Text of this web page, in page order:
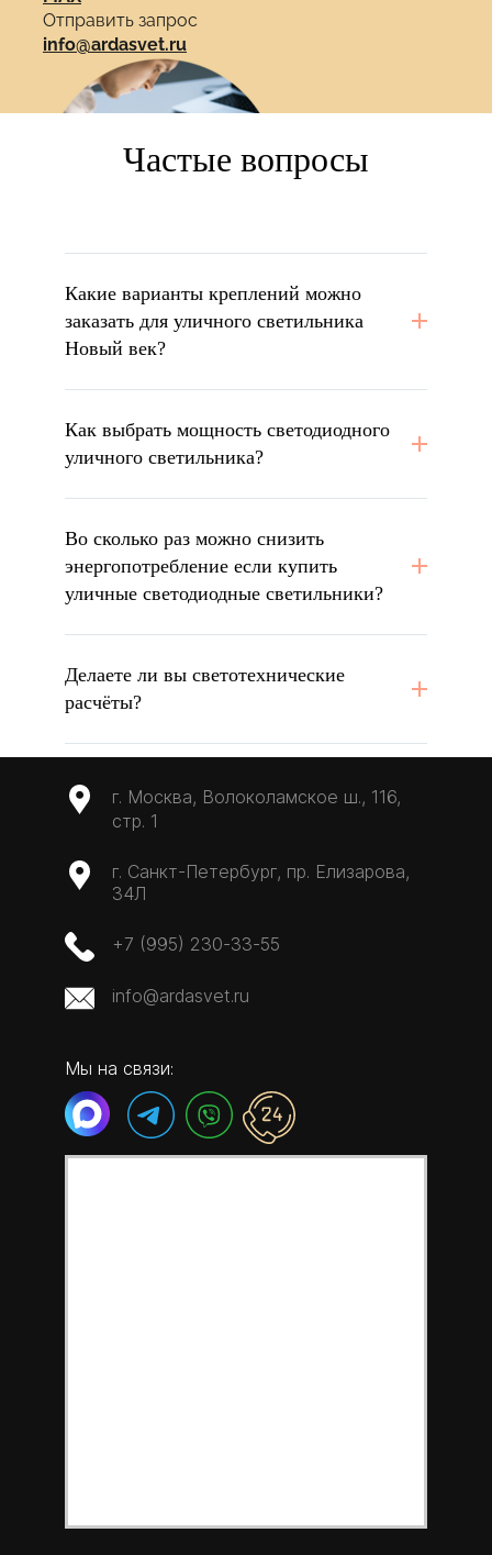
Отправить запрос
info@ardasvet.ru
Частые вопросы
Какие варианты креплений можно
заказать для уличного светильника
Новый век?
Как выбрать мощность светодиодного
уличного светильника?
Во сколько раз можно снизить
энергопотребление если купить
уличные светодиодные светильники?
Делаете ли вы светотехнические
расчёты?
г. Москва, Волоколамское ш., 116,
стр. 1
г. Санкт-Петербург, пр. Елизарова,
34Л
+7 (995) 230-33-55
info@ardasvet.ru
Мы на связи: